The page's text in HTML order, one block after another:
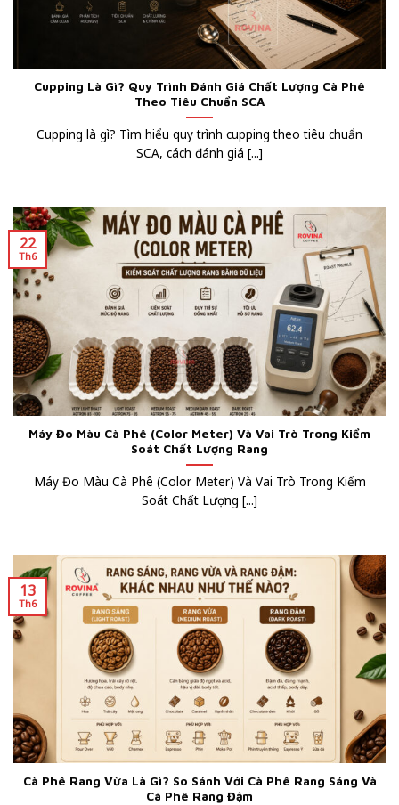
Cupping Là Gì? Quy Trình Đánh Giá Chất Lượng Cà Phê
Theo Tiêu Chuẩn SCA
Cupping là gì? Tìm hiểu quy trình cupping theo tiêu chuẩn
SCA, cách đánh giá [...]
Máy Đo Màu Cà Phê (Color Meter) Và Vai Trò Trong Kiểm
Soát Chất Lượng Rang
Máy Đo Màu Cà Phê (Color Meter) Và Vai Trò Trong Kiểm
Soát Chất Lượng [...]
22
Th6
Cà Phê Rang Vừa Là Gì? So Sánh Với Cà Phê Rang Sáng Và
Cà Phê Rang Đậm
13
Th6